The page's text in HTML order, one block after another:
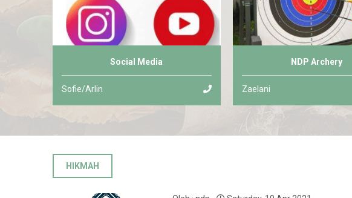
Social Media
Sofie/Arlin
NDP Archery
Zaelani
HIKMAH